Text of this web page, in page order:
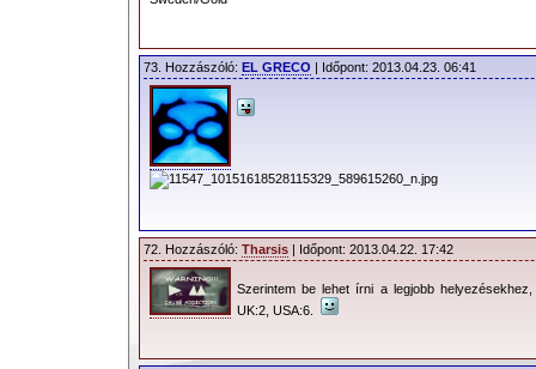
73. Hozzászóló: EL GRECO | Időpont: 2013.04.23. 06:41
72. Hozzászóló: Tharsis | Időpont: 2013.04.22. 17:42
Szerintem be lehet írni a legjobb helyezésekhez,
UK:2, USA:6.